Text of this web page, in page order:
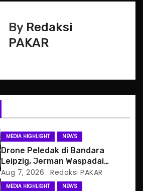
By Redaksi
PAKAR
MEDIA HIGHLIGHT NEWS
Drone Peledak di Bandara
Leipzig, Jerman Waspadai
Serangan Hibrida Rusia
Aug 7, 2026 Redaksi PAKAR
MEDIA HIGHLIGHT NEWS